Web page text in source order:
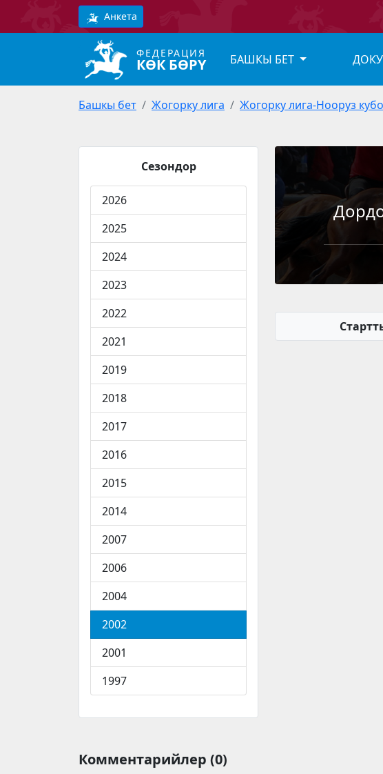
Анкета
ФЕДЕРАЦИЯ
КӨК БӨРҮ БАШКЫ БЕТ
Башкы бет Жогорку лига Жогорку лига-Нооруз
Сезондор
2026
2025
2024
2023
2022
2021
2019
2018
2017
2016
2015
2014
2007
2006
2004
2002
2001
1997
Комментарийлер (0)